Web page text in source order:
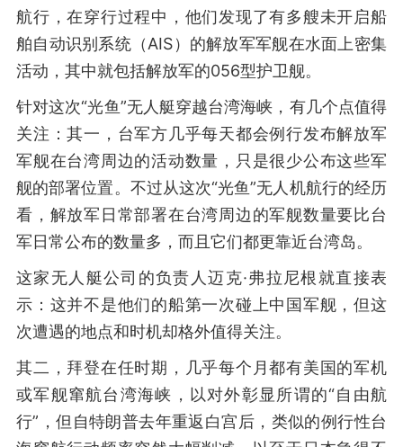
航行，在穿行过程中，他们发现了有多艘未开启船
舶自动识别系统（AIS）的解放军军舰在水面上密集
活动，其中就包括解放军的056型护卫舰。
针对这次“光鱼”无人艇穿越台湾海峡，有几个点值得
关注：其一，台军方几乎每天都会例行发布解放军
军舰在台湾周边的活动数量，只是很少公布这些军
舰的部署位置。不过从这次“光鱼”无人机航行的经历
看，解放军日常部署在台湾周边的军舰数量要比台
军日常公布的数量多，而且它们都更靠近台湾岛。
这家无人艇公司的负责人迈克·弗拉尼根就直接表
示：这并不是他们的船第一次碰上中国军舰，但这
次遭遇的地点和时机却格外值得关注。
其二，拜登在任时期，几乎每个月都有美国的军机
或军舰窜航台湾海峡，以对外彰显所谓的“自由航
行”，但自特朗普去年重返白宫后，类似的例行性台